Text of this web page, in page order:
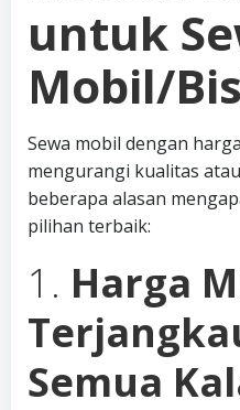
untuk
Mobil/
Sewa mobil dengan
mengurangi kualitas
beberapa alasan
pilihan terbaik:
1. Harga
Semua